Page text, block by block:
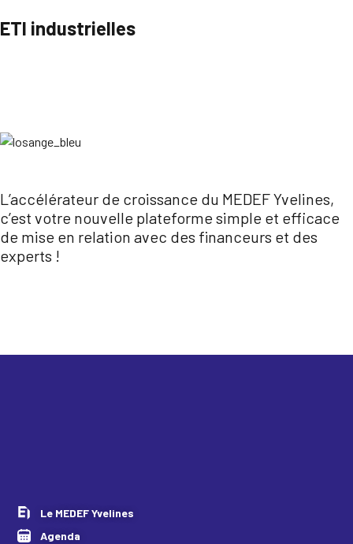
ETI industrielles
L’accélérateur de croissance du MEDEF Yvelines,
c’est votre nouvelle plateforme simple et efficace
de mise en relation avec des financeurs et des
experts !
Le MEDEF Yvelines
Agenda